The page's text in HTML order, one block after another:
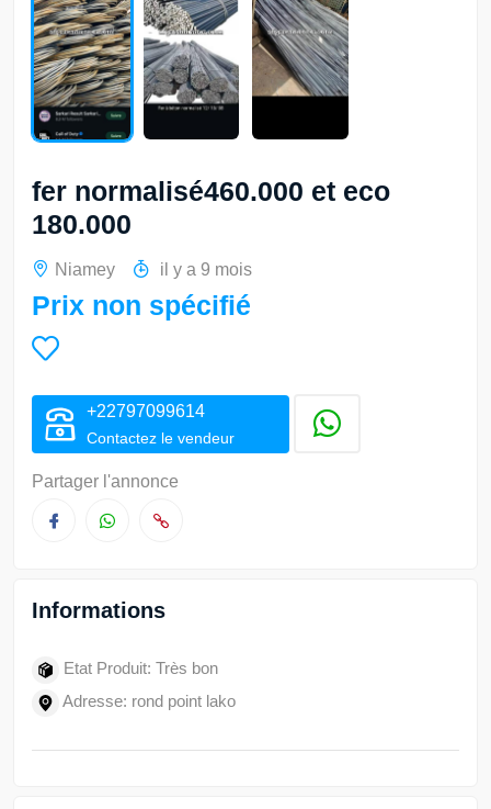
fer normalisé460.000 et eco
180.000
Niamey il y a 9 mois
Prix non spécifié
+22797099614
Contactez le vendeur
Partager l'annonce
Informations
Etat Produit: Très bon
Adresse: rond point lako